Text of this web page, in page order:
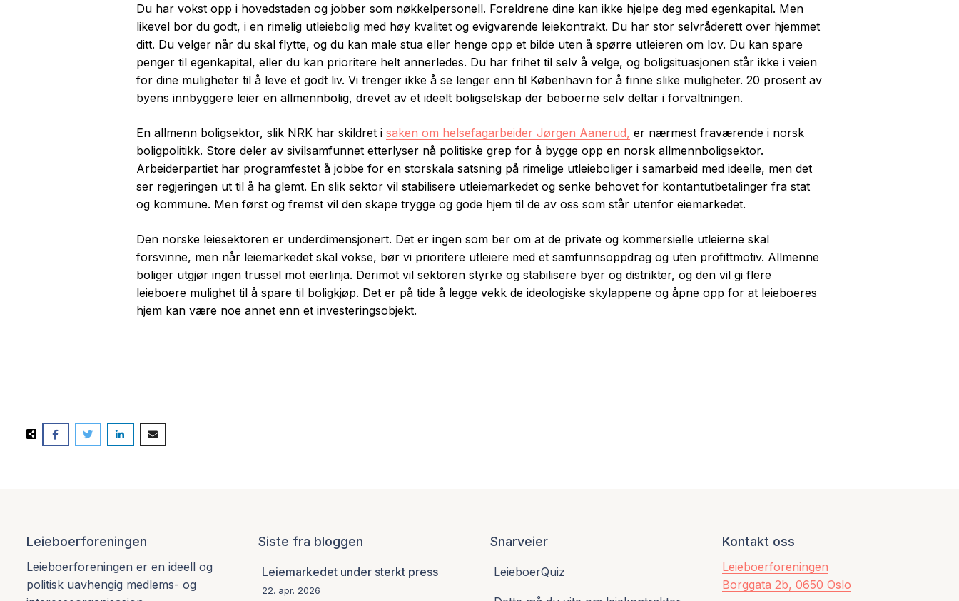
Du har vokst opp i hovedstaden og jobber som nøkkelpersonell. Foreldrene dine kan ikke hjelpe deg med egenkapital. Men
likevel bor du godt, i en rimelig utleiebolig med høy kvalitet og evigvarende leiekontrakt. Du har stor selvråderett over hjemmet
ditt. Du velger når du skal flytte, og du kan male stua eller henge opp et bilde uten å spørre utleieren om lov. Du kan spare
penger til egenkapital, eller du kan prioritere helt annerledes. Du har frihet til selv å velge, og boligsituasjonen står ikke i veien
for dine muligheter til å leve et godt liv. Vi trenger ikke å se lenger enn til København for å finne slike muligheter. 20 prosent av
byens innbyggere leier en allmennbolig, drevet av et ideelt boligselskap der beboerne selv deltar i forvaltningen.
En allmenn boligsektor, slik NRK har skildret i saken om helsefagarbeider Jørgen Aanerud, er nærmest fraværende i norsk
boligpolitikk. Store deler av sivilsamfunnet etterlyser nå politiske grep for å bygge opp en norsk allmennboligsektor.
Arbeiderpartiet har programfestet å jobbe for en storskala satsning på rimelige utleieboliger i samarbeid med ideelle, men det
ser regjeringen ut til å ha glemt. En slik sektor vil stabilisere utleiemarkedet og senke behovet for kontantutbetalinger fra stat
og kommune. Men først og fremst vil den skape trygge og gode hjem til de av oss som står utenfor eiemarkedet.
Den norske leiesektoren er underdimensjonert. Det er ingen som ber om at de private og kommersielle utleierne skal
forsvinne, men når leiemarkedet skal vokse, bør vi prioritere utleiere med et samfunnsoppdrag og uten profittmotiv. Allmenne
boliger utgjør ingen trussel mot eierlinja. Derimot vil sektoren styrke og stabilisere byer og distrikter, og den vil gi flere
leieboere mulighet til å spare til boligkjøp. Det er på tide å legge vekk de ideologiske skylappene og åpne opp for at leieboeres
hjem kan være noe annet enn et investeringsobjekt.
Leieboerforeningen
Leieboerforeningen er en ideell og
politisk uavhengig medlems- og
Siste fra bloggen
Leiemarkedet under sterkt press
22. apr. 2026
Snarveier
LeieboerQuiz
Kontakt oss
Leieboerforeningen
Borggata 2b, 0650 Oslo